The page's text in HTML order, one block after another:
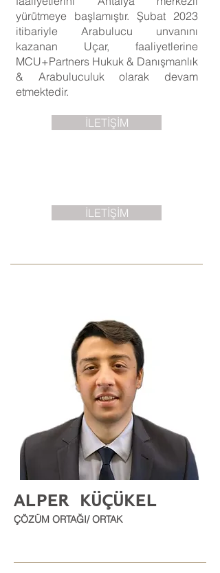
yürütmeye başlamıştır. Şubat 2023
itibariyle Arabulucu unvanını
kazanan Uçar, faaliyetlerine
MCU+Partners Hukuk & Danışmanlık
& Arabuluculuk olarak devam
etmektedir.
İLETİŞİM
İLETİŞİM
ALPER KÜÇÜKEL
ÇÖZÜM ORTAĞI/ ORTAK